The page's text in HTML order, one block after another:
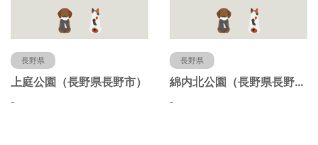
長野県
上庭公園（長野県長野市）
-
長野県
綿内北公園（長野県長野市）
-